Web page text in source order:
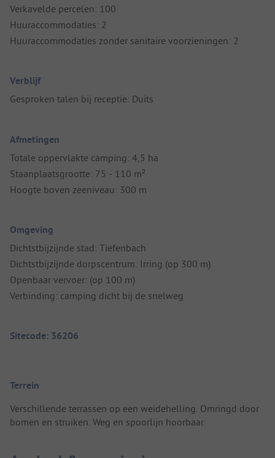
Verkavelde percelen: 100
Huuraccommodaties: 2
Huuraccommodaties zonder sanitaire voorzieningen: 2
Verblijf
Gesproken talen bij receptie: Duits
Afmetingen
Totale oppervlakte camping: 4,5 ha
Staanplaatsgrootte: 75 - 110 m²
Hoogte boven zeeniveau: 300 m
Omgeving
Dichtstbijzijnde stad: Tiefenbach
Dichtstbijzijnde dorpscentrum: Irring (op 300 m)
Openbaar vervoer: (op 100 m)
Verbinding: camping dicht bij de snelweg
Sitecode: 36206
Terrein
Verschillende terrassen op een weidehelling. Omringd door
bomen en struiken. Weg en spoorlijn hoorbaar.